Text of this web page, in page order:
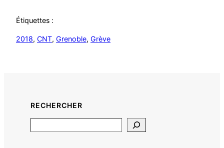
Étiquettes :
2018, CNT, Grenoble, Grève
RECHERCHER